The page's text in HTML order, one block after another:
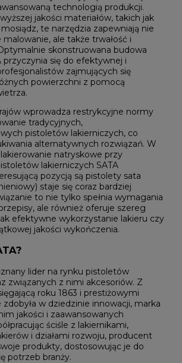
technologią produkcji.
jakości materiałów, takich jak
te narzędzia zapewniają nie
ale także trwałość i
skonstruowana budowa
przyczynia się do efektywnej i
zajmujących się
powierzchni z pomocą
wprowadza restrykcyjne normy
tradycyjnych,
pistoletów lakierniczych, co
alternatywnych rozwiązań. W
natryskowe przy
lakierniczych SATA
pozycją są pistolety sata
staje się coraz bardziej
to nie tylko spełnia wymagania
ale również oferuje szereg
efektywne wykorzystanie lakieru czy
jakości wykończenia.
lider na rynku pistoletów
związanych z nimi akcesoriów. Z
roku 1863 i prestiżowymi
w dziedzinie innowacji, marka
jakości i zaawansowanych
ściśle z lakiernikami,
i działami rozwoju, producent
produkty, dostosowując je do
potrzeb branży.